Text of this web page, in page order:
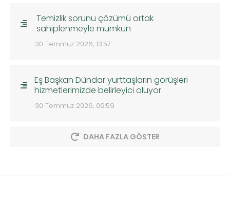
Temizlik sorunu çözümü ortak
sahiplenmeyle mümkün
30 Temmuz 2026, 13:57
Eş Başkan Dündar yurttaşların görüşleri
hizmetlerimizde belirleyici oluyor
30 Temmuz 2026, 09:59
DAHA FAZLA GÖSTER